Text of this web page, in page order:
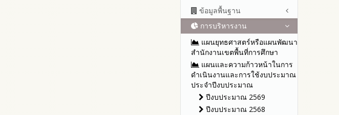
ข้อมูลพื้นฐาน
โครงสร้าง หน้าที่และอำนาจ
ข้อมูลผู้บริหาร
ข้อมูลการติดต่อและ ช่อง
ทางการสอบถาม
ระเบียบ / กฎหมายที่เกี่ยวข้อง
นโยบายคุ้มครองข้อมูลส่วน
บุคคล
ข่าวประชาสัมพันธ์
การบริหารงาน
แผนยุทธศาสตร์หรือแผนพัฒนา
สำนักงานเขตพื้นที่การศึกษา
แผนและความก้าวหน้าในการ
ดำเนินงานและการใช้งบประมาณ
ประจำปีงบประมาณ
ปีงบประมาณ 2569
ปีงบประมาณ 2568